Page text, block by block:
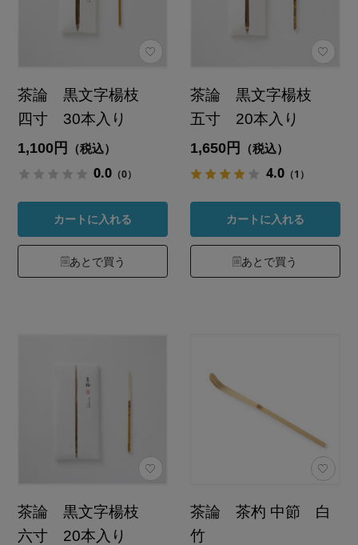
茶論 黒文字楊枝
四寸 30本入り
1,100円 （税込）
0.0 （0）
カートに入れる
あとで買う
茶論 黒文字楊枝
五寸 20本入り
1,650円 （税込）
4.0 （1）
カートに入れる
あとで買う
茶論 黒文字楊枝
六寸 20本入り
茶論 茶杓 中節 白
竹